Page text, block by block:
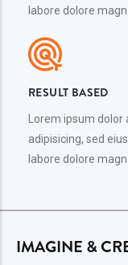
labore dolore
RESULT BASED
Lorem ipsum
adipisicing, sed
labore dolore
IMAGINE &